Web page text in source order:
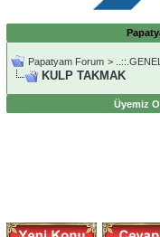
Papatyam Forum >
KULP TAKMAK
Üyemiz Ol